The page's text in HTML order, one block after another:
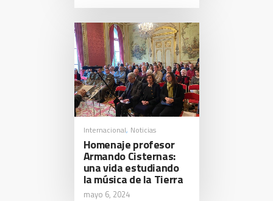
Internacional, Noticias
Homenaje profesor
Armando Cisternas:
una vida estudiando
la música de la Tierra
mayo 6, 2024